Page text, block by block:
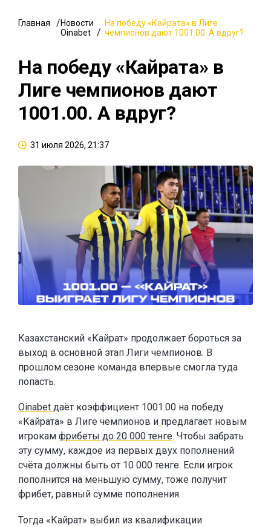
Главная
Новости
Oinabet
На победу «Кайрата» в Лиге
чемпионов дают 1001.00. А вдруг?
На победу «Кайрата» в
Лиге чемпионов дают
1001.00. А вдруг?
31 июля 2026, 21:37
Казахстанский «Кайрат» продолжает бороться за
выход в основной этап Лиги чемпионов. В
прошлом сезоне команда впервые смогла туда
попасть.
Oinabet даёт коэффициент 1001.00 на победу
«Кайрата» в Лиге чемпионов и предлагает новым
игрокам фрибеты до 20 000 тенге. Чтобы забрать
эту сумму, каждое из первых двух пополнений
счёта должны быть от 10 000 тенге. Если игрок
пополнится на меньшую сумму, тоже получит
фрибет, равный сумме пополнения.
Тогда «Кайрат» выбил из квалификации